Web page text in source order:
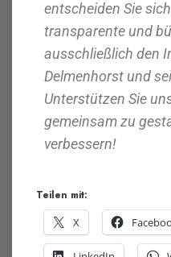
entscheiden Sie
transparente und
ausschließlich den
Delmenhorst und
Unterstützen Sie
gemeinsam zu
verbessern!
Teilen mit:
X